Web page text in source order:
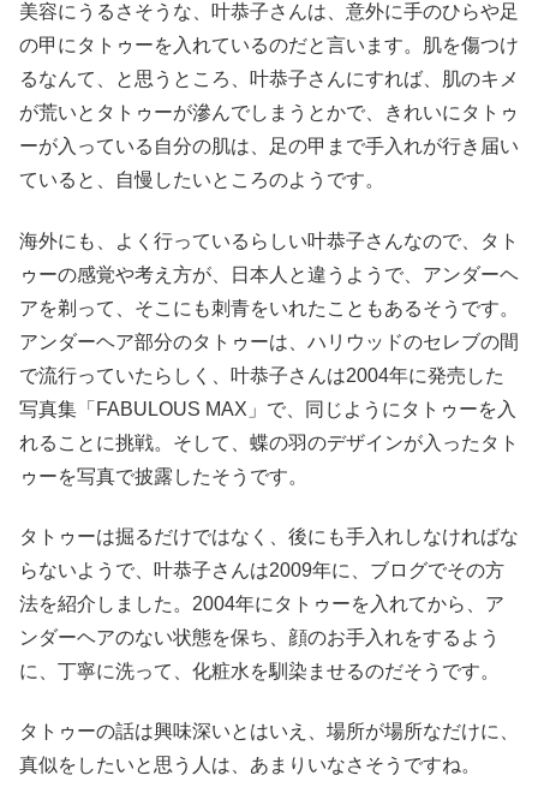
美容にうるさそうな、叶恭子さんは、意外に手のひらや足
の甲にタトゥーを入れているのだと言います。肌を傷つけ
るなんて、と思うところ、叶恭子さんにすれば、肌のキメ
が荒いとタトゥーが滲んでしまうとかで、きれいにタトゥ
ーが入っている自分の肌は、足の甲まで手入れが行き届い
ていると、自慢したいところのようです。
海外にも、よく行っているらしい叶恭子さんなので、タト
ゥーの感覚や考え方が、日本人と違うようで、アンダーヘ
アを剃って、そこにも刺青をいれたこともあるそうです。
アンダーヘア部分のタトゥーは、ハリウッドのセレブの間
で流行っていたらしく、叶恭子さんは2004年に発売した
写真集「FABULOUS MAX」で、同じようにタトゥーを入
れることに挑戦。そして、蝶の羽のデザインが入ったタト
ゥーを写真で披露したそうです。
タトゥーは掘るだけではなく、後にも手入れしなければな
らないようで、叶恭子さんは2009年に、ブログでその方
法を紹介しました。2004年にタトゥーを入れてから、ア
ンダーヘアのない状態を保ち、顔のお手入れをするよう
に、丁寧に洗って、化粧水を馴染ませるのだそうです。
タトゥーの話は興味深いとはいえ、場所が場所なだけに、
真似をしたいと思う人は、あまりいなさそうですね。